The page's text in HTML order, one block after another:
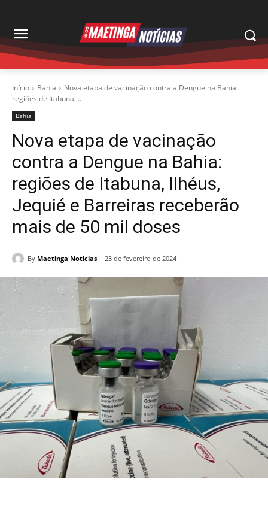
Início Bahia
Nova etapa de vacinação contra a Dengue na Bahia:
regiões de Itabuna,...
Bahia
Nova etapa de vacinação
contra a Dengue na Bahia:
regiões de Itabuna, Ilhéus,
Jequié e Barreiras receberão
mais de 50 mil doses
By Maetinga Notícias 23 de fevereiro de 2024